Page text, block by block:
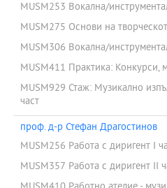
MUSM253 Вокална/
MUSM275 Основи на
MUSM306 Вокална/
MUSM411 Практика: Конкурси,
MUSM929 Стаж: Музикално
част
проф. д-р Стефан Драгостинов
MUSM256 Работа с диригент I
MUSM357 Работа с диригент II